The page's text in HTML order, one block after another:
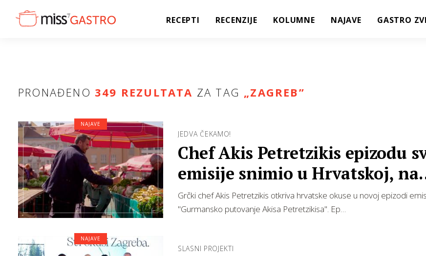
RECEPTI RECENZIJE KOLUMNE NAJAVE GASTRO
PRONAĐENO 349 REZULTATA ZA TAG „ZAGREB”
JEDVA ČEKAMO!
Chef Akis Petretzikis epizodu
emisije snimio u Hrvatskoj, na
programu je …
Grčki chef Akis Petretzikis otkriva hrvatske okuse u novoj epizodi
"Gurmansko putovanje Akisa Petretzikisa". Ep…
NAJAVE
SLASNI PROJEKTI
NAJAVE